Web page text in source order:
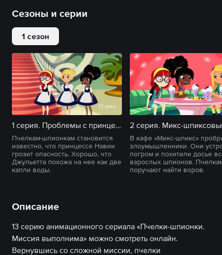
Сезоны и серии
1 сезон
13 мин
1 серия. Проблемы с принцессами
Пчелкам-шпионкам становится
известно, что принцессе Навии
грозит опасность. Хорошо, что
Джульетта похожа на нее как две
капли воды.
В кафе «Микс-шпикс»
злоумышленники. Они
погром и похитили досье
взрослых шпионов.
поручают найти воров.
Описание
13 серию анимационного сериала «Пчелки-шпионки.
Миссия выполнима» можно смотреть онлайн.
Вернувшись со сложной миссии, пчелки